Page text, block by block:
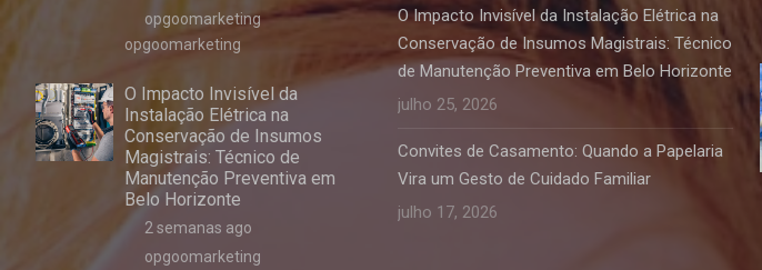
opgoomarketing
opgoomarketing
O Impacto Invisível da
Instalação Elétrica na
Conservação de Insumos
Magistrais: Técnico de
Manutenção Preventiva em
Belo Horizonte
2 semanas ago
opgoomarketing
O Impacto Invisível da Instalação Elétrica na
Conservação de Insumos Magistrais: Técnico
de Manutenção Preventiva em Belo Horizonte
julho 25, 2026
Convites de Casamento: Quando a Papelaria
Vira um Gesto de Cuidado Familiar
julho 17, 2026